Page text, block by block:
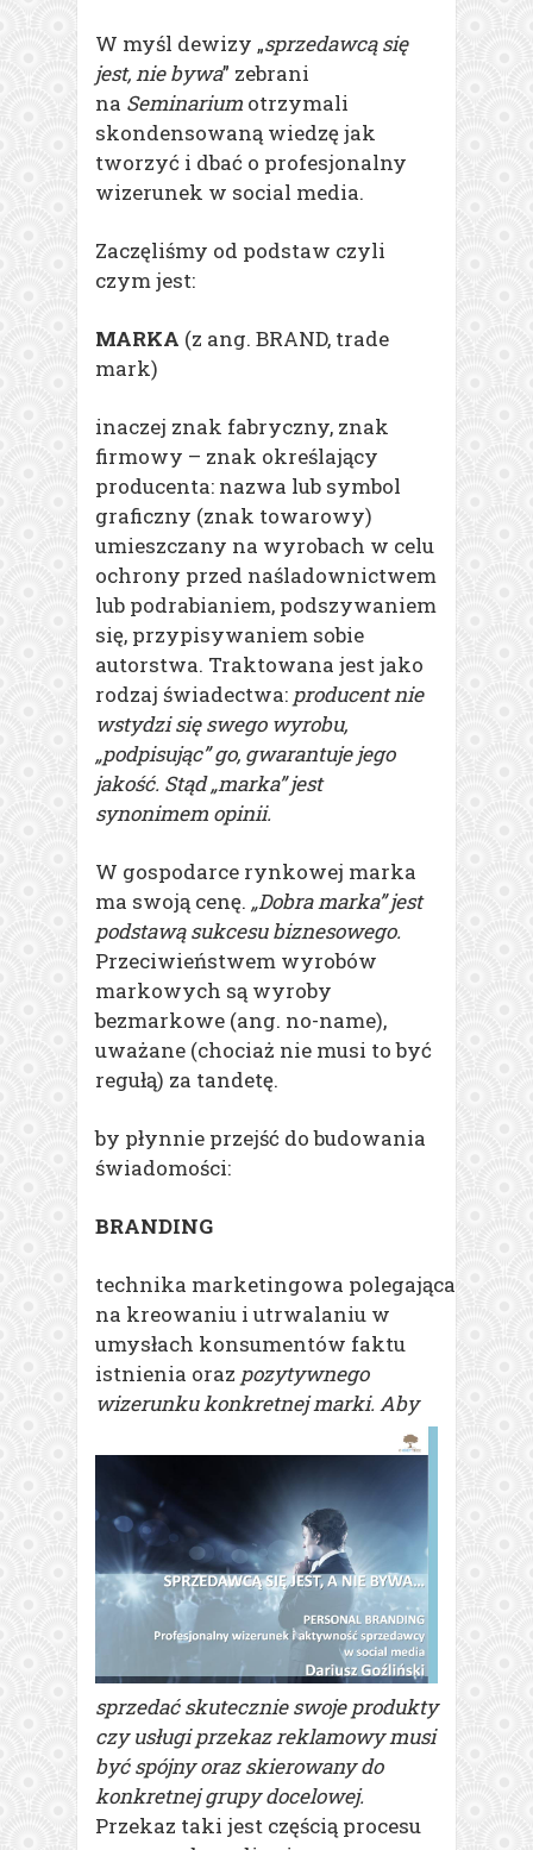
W myśl dewizy „sprzedawcą się
jest, nie bywa” zebrani
na Seminarium otrzymali
skondensowaną wiedzę jak
tworzyć i dbać o profesjonalny
wizerunek w social media.
Zaczęliśmy od podstaw czyli
czym jest:
MARKA (z ang. BRAND, trade
mark)
inaczej znak fabryczny, znak
firmowy – znak określający
producenta: nazwa lub symbol
graficzny (znak towarowy)
umieszczany na wyrobach w celu
ochrony przed naśladownictwem
lub podrabianiem, podszywaniem
się, przypisywaniem sobie
autorstwa. Traktowana jest jako
rodzaj świadectwa: producent nie
wstydzi się swego wyrobu,
„podpisując” go, gwarantuje jego
jakość. Stąd „marka” jest
synonimem opinii.
W gospodarce rynkowej marka
ma swoją cenę. „Dobra marka” jest
podstawą sukcesu biznesowego.
Przeciwieństwem wyrobów
markowych są wyroby
bezmarkowe (ang. no-name),
uważane (chociaż nie musi to być
regułą) za tandetę.
by płynnie przejść do budowania
świadomości:
BRANDING
technika marketingowa polegająca
na kreowaniu i utrwalaniu w
umysłach konsumentów faktu
istnienia oraz pozytywnego
wizerunkukonkretnej marki. Aby
sprzedać skutecznie swoje produkty
czy usługi przekaz reklamowy musi
być spójny oraz skierowany do
konkretnej grupy docelowej.
Przekaz taki jest częścią procesu